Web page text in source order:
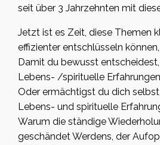
seit über 3 Jahrzehnten mit
Jetzt ist es Zeit, diese Themen
effizienter entschlüsseln
Damit du bewusst
Lebens- /spirituelle
Oder ermächtigst du dich
Lebens- und spirituelle
Warum die ständige
geschändet Werdens, der